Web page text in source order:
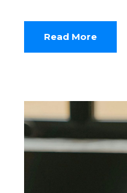
Read More